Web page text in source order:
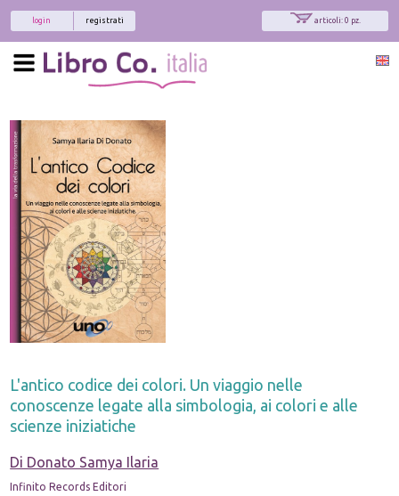
articoli: 0 pz.
registrati
login
L'antico codice dei colori. Un viaggio nelle
conoscenze legate alla simbologia, ai colori e alle
scienze iniziatiche
Di Donato Samya Ilaria
Infinito Records Editori